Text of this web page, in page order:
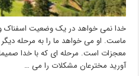
خدا نمی خواهد در یک وضعیت اسفناک و
ماست. او می خواهد ما را به مرحله
معجزات است. مرحله ای که با خدا
آورید مخترعان مشکلات را می …